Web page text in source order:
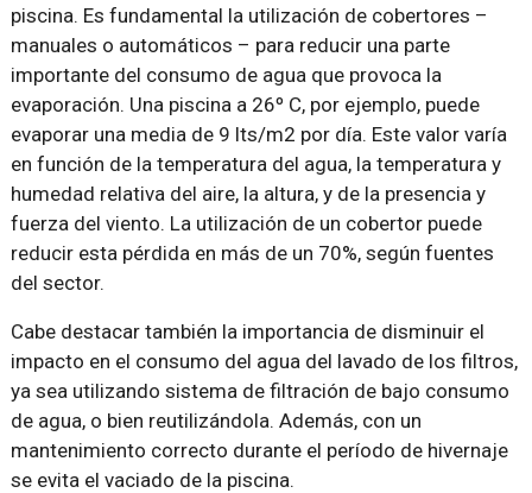
piscina. Es fundamental la utilización de cobertores –
manuales o automáticos – para reducir una parte
importante del consumo de agua que provoca la
evaporación. Una piscina a 26º C, por ejemplo, puede
evaporar una media de 9 lts/m2 por día. Este valor varía
en función de la temperatura del agua, la temperatura y
humedad relativa del aire, la altura, y de la presencia y
fuerza del viento. La utilización de un cobertor puede
reducir esta pérdida en más de un 70%, según fuentes
del sector.
Cabe destacar también la importancia de disminuir el
impacto en el consumo del agua del lavado de los filtros,
ya sea utilizando sistema de filtración de bajo consumo
de agua, o bien reutilizándola. Además, con un
mantenimiento correcto durante el período de hivernaje
se evita el vaciado de la piscina.